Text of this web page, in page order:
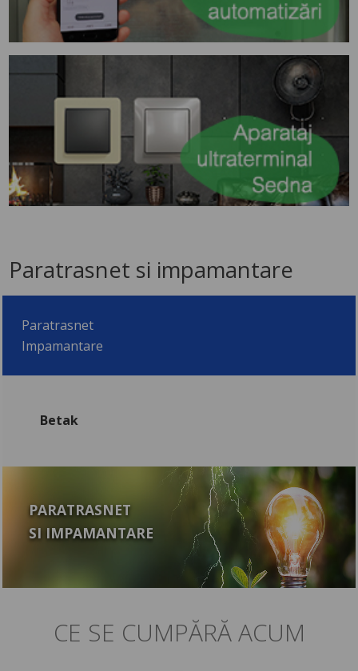
Paratrasnet si impamantare
Paratrasnet
Impamantare
Betak
PARATRASNET
SI IMPAMANTARE
CE SE CUMPĂRĂ ACUM